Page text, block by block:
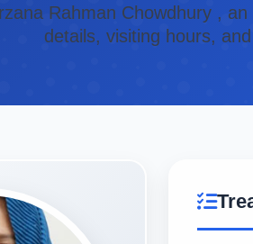
Rahman Chowdhury ,
details, visiting hours,